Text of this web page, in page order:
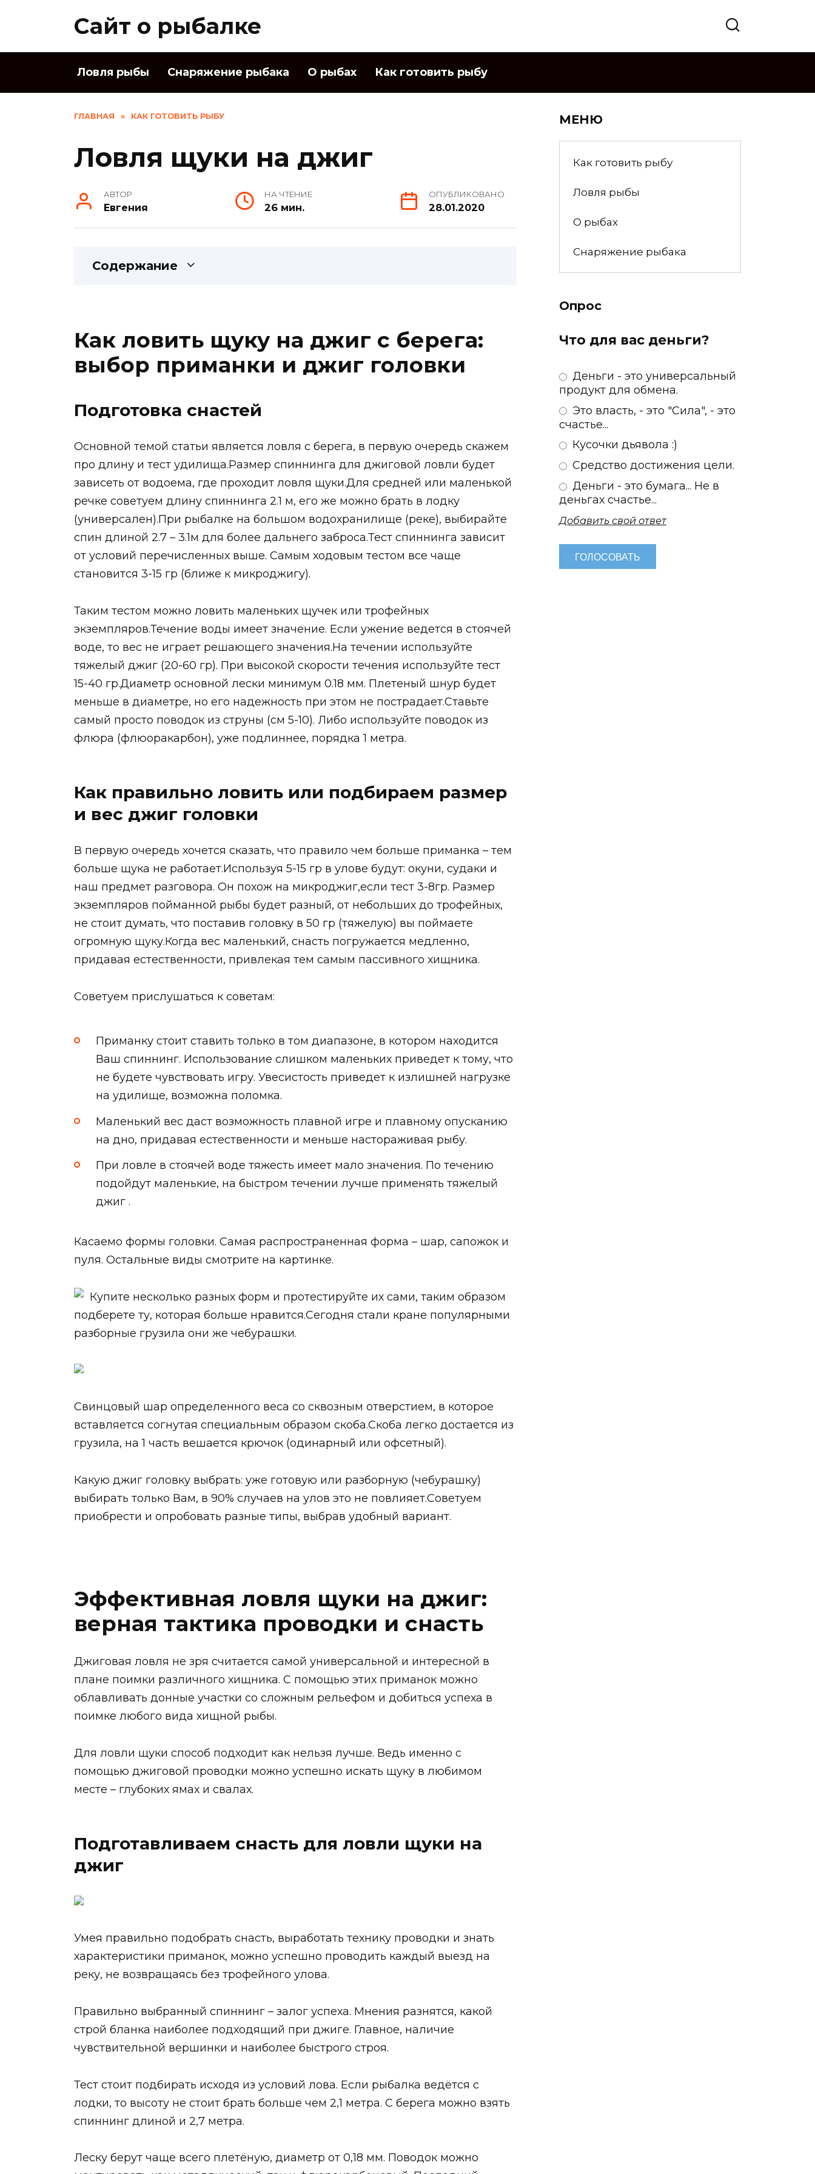
Сайт о рыбалке
Ловля рыбы Снаряжение рыбака О рыбах Как готовить рыбу
ГЛАВНАЯ » КАК ГОТОВИТЬ РЫБУ
Ловля щуки на джиг
АВТОР
Евгения
НА ЧТЕНИЕ
26 мин.
ОПУБЛИКОВАНО
28.01.2020
Содержание
Как ловить щуку на джиг с берега:
выбор приманки и джиг головки
Подготовка снастей
Основной темой статьи является ловля с берега, в первую очередь скажем
про длину и тест удилища.Размер спиннинга для джиговой ловли будет
зависеть от водоема, где проходит ловля щуки.Для средней или маленькой
речке советуем длину спиннинга 2.1 м, его же можно брать в лодку
(универсален).При рыбалке на большом водохранилище (реке), выбирайте
спин длиной 2.7 – 3.1м для более дальнего заброса.Тест спиннинга зависит
от условий перечисленных выше. Самым ходовым тестом все чаще
становится 3-15 гр (ближе к микроджигу).
Таким тестом можно ловить маленьких щучек или трофейных
экземпляров.Течение воды имеет значение. Если ужение ведется в стоячей
воде, то вес не играет решающего значения.На течении используйте
тяжелый джиг (20-60 гр). При высокой скорости течения используйте тест
15-40 гр.Диаметр основной лески минимум 0.18 мм. Плетеный шнур будет
меньше в диаметре, но его надежность при этом не пострадает.Ставьте
самый просто поводок из струны (см 5-10). Либо используйте поводок из
флюра (флюоракарбон), уже подлиннее, порядка 1 метра.
Как правильно ловить или подбираем размер
и вес джиг головки
В первую очередь хочется сказать, что правило чем больше приманка – тем
больше щука не работает.Используя 5-15 гр в улове будут: окуни, судаки и
наш предмет разговора. Он похож на микроджиг,если тест 3-8гр. Размер
экземпляров пойманной рыбы будет разный, от небольших до трофейных,
не стоит думать, что поставив головку в 50 гр (тяжелую) вы поймаете
огромную щуку.Когда вес маленький, снасть погружается медленно,
придавая естественности, привлекая тем самым пассивного хищника.
Советуем прислушаться к советам:
Приманку стоит ставить только в том диапазоне, в котором находится
Ваш спиннинг. Использование слишком маленьких приведет к тому, что
не будете чувствовать игру. Увесистость приведет к излишней нагрузке
на удилище, возможна поломка.
Маленький вес даст возможность плавной игре и плавному опусканию
на дно, придавая естественности и меньше настораживая рыбу.
При ловле в стоячей воде тяжесть имеет мало значения. По течению
подойдут маленькие, на быстром течении лучше применять тяжелый
джиг .
Касаемо формы головки. Самая распространенная форма – шар, сапожок и
пуля. Остальные виды смотрите на картинке.
Купите несколько разных форм и протестируйте их сами, таким образом
подберете ту, которая больше нравится.Сегодня стали кране популярными
разборные грузила они же чебурашки.
Свинцовый шар определенного веса со сквозным отверстием, в которое
вставляется согнутая специальным образом скоба.Скоба легко достается из
грузила, на 1 часть вешается крючок (одинарный или офсетный).
Какую джиг головку выбрать: уже готовую или разборную (чебурашку)
выбирать только Вам, в 90% случаев на улов это не повлияет.Советуем
приобрести и опробовать разные типы, выбрав удобный вариант.
Эффективная ловля щуки на джиг:
верная тактика проводки и снасть
Джиговая ловля не зря считается самой универсальной и интересной в
плане поимки различного хищника. С помощью этих приманок можно
облавливать донные участки со сложным рельефом и добиться успеха в
поимке любого вида хищной рыбы.
Для ловли щуки способ подходит как нельзя лучше. Ведь именно с
помощью джиговой проводки можно успешно искать щуку в любимом
месте – глубоких ямах и свалах.
Подготавливаем снасть для ловли щуки на
джиг
Умея правильно подобрать снасть, выработать технику проводки и знать
характеристики приманок, можно успешно проводить каждый выезд на
реку, не возвращаясь без трофейного улова.
Правильно выбранный спиннинг – залог успеха. Мнения разнятся, какой
строй бланка наиболее подходящий при джиге. Главное, наличие
чувствительной вершинки и наиболее быстрого строя.
Тест стоит подбирать исходя из условий лова. Если рыбалка ведётся с
лодки, то высоту не стоит брать больше чем 2,1 метра. С берега можно взять
спиннинг длиной и 2,7 метра.
Леску берут чаще всего плетёную, диаметр от 0,18 мм. Поводок можно
МЕНЮ
Как готовить рыбу
Ловля рыбы
О рыбах
Снаряжение рыбака
Опрос
Что для вас деньги?
Деньги - это универсальный
продукт для обмена.
Это власть, - это "Сила", - это
счастье...
Кусочки дьявола :)
Средство достижения цели.
Деньги - это бумага... Не в
деньгах счастье...
Добавить свой ответ